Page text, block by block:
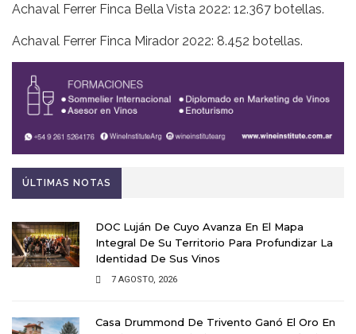
Achaval Ferrer Finca Bella Vista 2022: 12.367 botellas.
Achaval Ferrer Finca Mirador 2022: 8.452 botellas.
ÚLTIMAS NOTAS
DOC Luján De Cuyo Avanza En El Mapa
Integral De Su Territorio Para Profundizar La
Identidad De Sus Vinos
7 AGOSTO, 2026
Casa Drummond De Trivento Ganó El Oro En